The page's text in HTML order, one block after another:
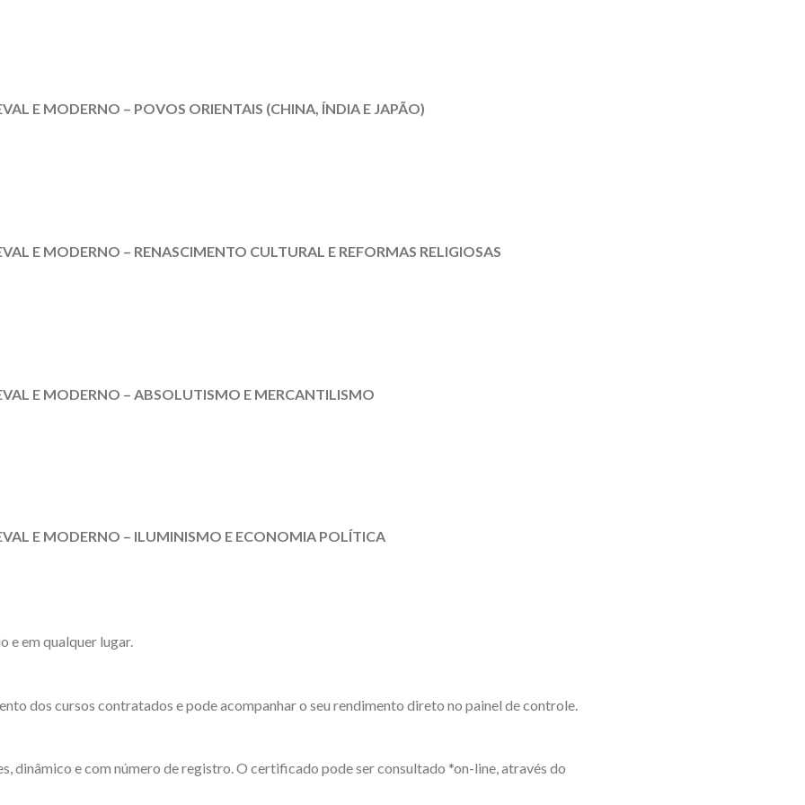
E MODERNO – POVOS ORIENTAIS (CHINA, ÍNDIA E JAPÃO)
E MODERNO – RENASCIMENTO CULTURAL E REFORMAS RELIGIOSAS
E MODERNO – ABSOLUTISMO E MERCANTILISMO
E MODERNO – ILUMINISMO E ECONOMIA POLÍTICA
e em qualquer lugar.
dos cursos contratados e pode acompanhar o seu rendimento direto no painel de controle.
dinâmico e com número de registro. O certificado pode ser consultado *on-line, através do